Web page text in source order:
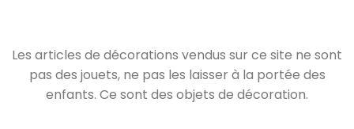
Les articles de décorations vendus sur ce site ne sont
pas des jouets, ne pas les laisser à la portée des
enfants. Ce sont des objets de décoration.